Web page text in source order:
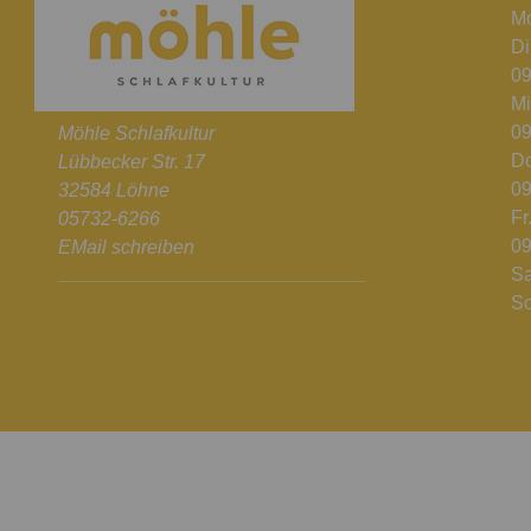
Möhle Schlafkultur
Lübbecker Str. 17
32584 Löhne
05732-6266
EMail schreiben
Fr.